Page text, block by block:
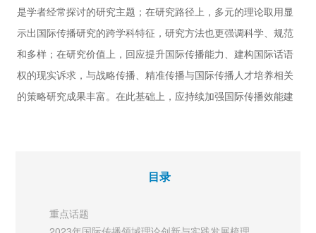
54 | 新时代中国法治话语国际传播新思维
张法连 陈志君
和生活化升维
曲茹 亢艳丽
62 | 场域理论视角下
71 | 历史文物议题的对外传播实践探索
是学者经常探讨的研究主题；在研究路径上，多元的理论取用显
示出国际传播研究的跨学科特征，研究方法也更强调科学、规范
和多样；在研究价值上，回应提升国际传播能力、建构国际话语
权的现实诉求，与战略传播、精准传播与国际传播人才培养相关
的策略研究成果丰富。在此基础上，应持续加强国际传播效能建
传统的中国国际传播人才培养模式是典型的集中权威
目录
重点话题